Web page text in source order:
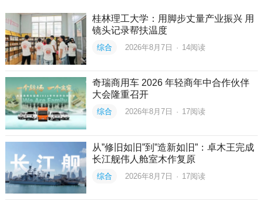
桂林理工大学：用脚步丈量产业振兴 用
镜头记录帮扶温度
综合 2026年8月7日 · 14阅读
奇瑞商用车 2026 年轻商年中合作伙伴
大会隆重召开
综合 2026年8月7日 · 17阅读
从”修旧如旧”到”造新如旧”：卓木王完成
长江舰伟人舱室木作复原
综合 2026年8月7日 · 17阅读